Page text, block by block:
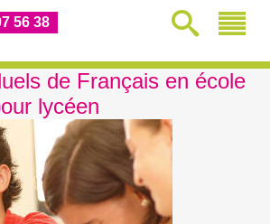
56 38
de Français en école
lycéen